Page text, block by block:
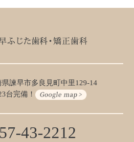
県諫早市多良見町中里129-14
台完備！
43-2212